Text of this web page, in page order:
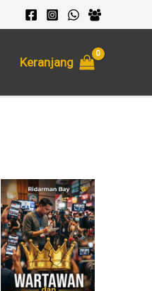
Keranjang